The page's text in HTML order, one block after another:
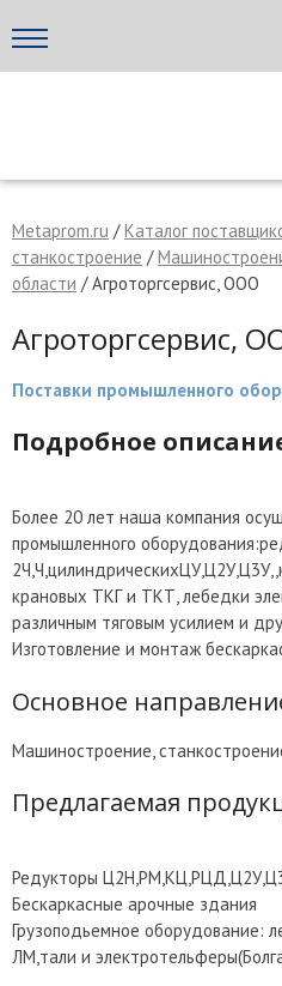
МЕТАПРОМ - российский
Написать поставщику
Metaprom.ru /Каталог
станкостроение /
области / Агроторгсервис, ООО
Агроторгсервис,
Поставки промышленного
Подробное
Более 20 лет наша компания
промышленного
крановых ТКГ и ТКТ, лебедки
различным тяговым усилием и
Изготовление и монтаж
Основное
Машиностроение,
Предлагаемая
Редукторы
Бескаркасные арочные здания
Грузоподьемное оборудование:
ЛМ,тали и